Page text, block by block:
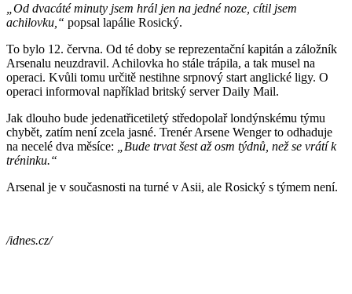
„Od dvacáté minuty jsem hrál jen na jedné noze, cítil jsem
achilovku,“ popsal lapálie Rosický.
To bylo 12. června. Od té doby se reprezentační kapitán a záložník
Arsenalu neuzdravil. Achilovka ho stále trápila, a tak musel na
operaci. Kvůli tomu určitě nestihne srpnový start anglické ligy. O
operaci informoval například britský server Daily Mail.
Jak dlouho bude jedenatřicetiletý středopolař londýnskému týmu
chybět, zatím není zcela jasné. Trenér Arsene Wenger to odhaduje
na necelé dva měsíce:
„Bude trvat šest až osm týdnů, než se vrátí k
tréninku.“
Arsenal je v současnosti na turné v Asii, ale Rosický s týmem není.
/idnes.cz/